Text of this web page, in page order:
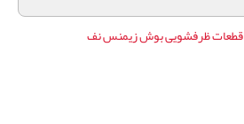
قطعات ظرفشویی بوش زیمنس نف